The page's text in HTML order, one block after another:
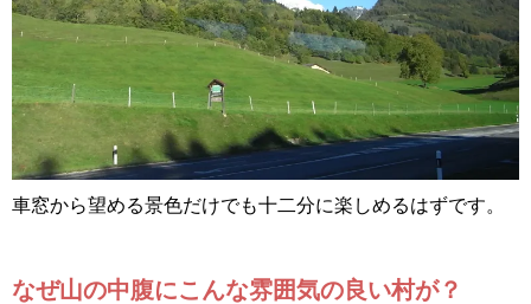
車窓から望める景色だけでも十二分に楽しめるはずです。
なぜ山の中腹にこんな雰囲気の良い村が？